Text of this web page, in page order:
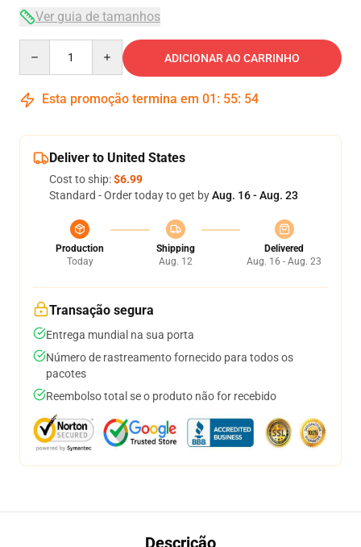
Ver guia de tamanhos
ADICIONAR AO CARRINHO
Esta promoção termina em 01 : 55: 54
Deliver to United States
Cost to ship:$6.99
Standard - Order today to get byAug. 16 - Aug. 23
Production
Today
Shipping
Aug. 12
Delivered
Aug. 16 - Aug. 23
Transação segura
Entrega mundial na sua porta
Número de rastreamento fornecido para todos os
pacotes
Reembolso total se o produto não for recebido
Descrição